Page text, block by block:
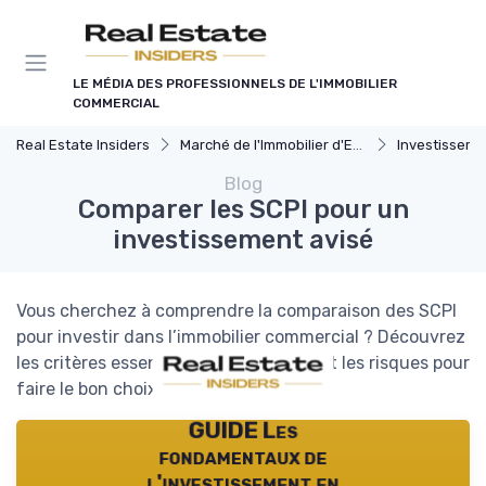
LE MÉDIA DES PROFESSIONNELS DE L'IMMOBILIER
COMMERCIAL
Real Estate Insiders Marché de l'Immobilier d'Entreprise Investissements
Blog
Comparer les SCPI pour un
investissement avisé
Vous cherchez à comprendre la comparaison des SCPI
pour investir dans l’immobilier commercial ? Découvrez
les critères essentiels, les avantages et les risques pour
faire le bon choix.
GUIDE Les
fondamentaux de